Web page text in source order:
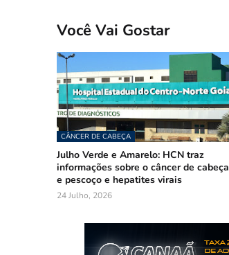
Você Vai Gostar
CÂNCER DE CABEÇA
Julho Verde e Amarelo: HCN traz
informações sobre o câncer de cabeça
e pescoço e hepatites virais
24 Julho, 2026